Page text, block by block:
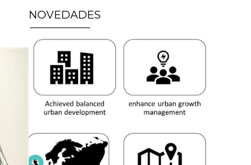
NOVEDADES